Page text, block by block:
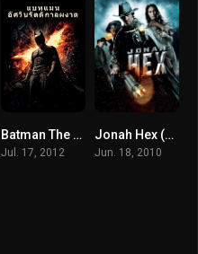
Batman The Dark Knight Rises (2012) แบทแมน อัศวินรัตติกาลผงาด
Jul. 17, 2012
Jonah Hex (2010) โจนาห์ เฮ็กซ์ ฮีโร่หน้าบากมหากาฬ
Jun. 18, 2010